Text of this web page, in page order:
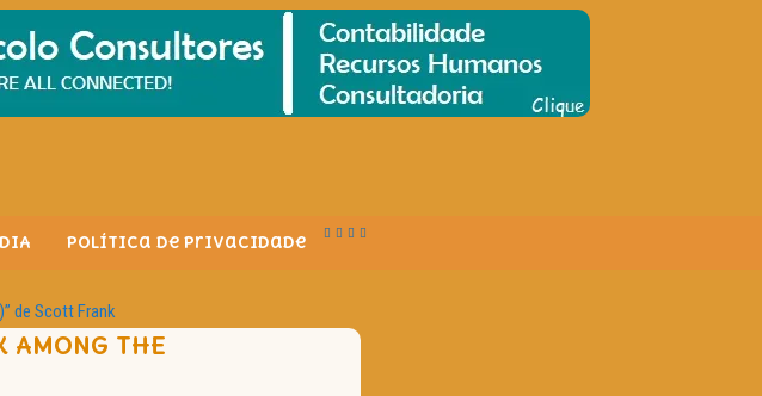
Política de Privacidade
de Scott Frank
AMONG THE